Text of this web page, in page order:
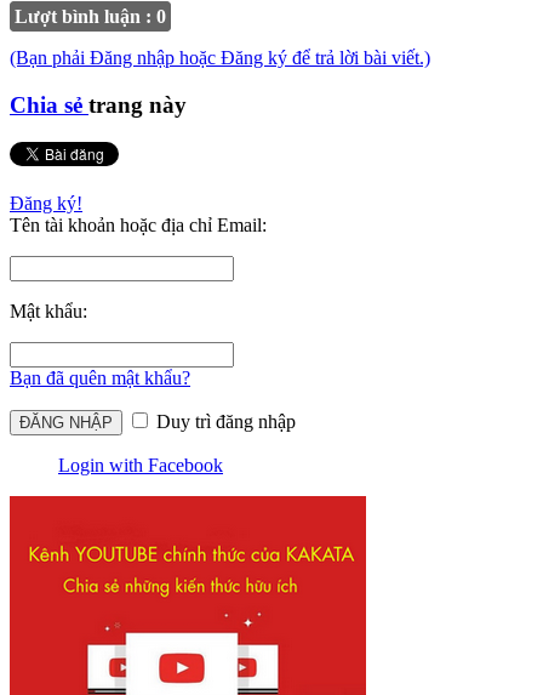
Lượt bình luận : 0
(Bạn phải Đăng nhập hoặc Đăng ký để trả lời bài viết.)
Chia sẻ trang này
Đăng ký!
Tên tài khoản hoặc địa chỉ Email:
Mật khẩu:
Bạn đã quên mật khẩu?
Duy trì đăng nhập
Login with Facebook